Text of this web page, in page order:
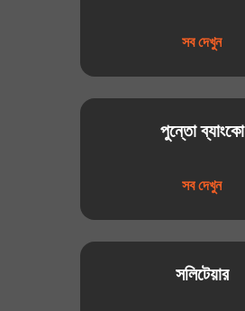
সব দেখুন
পুন্তো ব্যাংকো
সব দেখুন
সলিটেয়ার